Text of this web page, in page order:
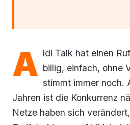
A ldi Talk hat einen
billig, einfach, ohne
stimmt immer noch.
Jahren ist die Konkurrenz
Netze haben sich